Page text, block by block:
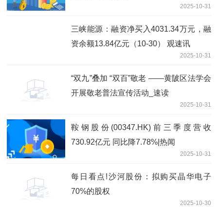
2025-10-31
三峡能源：融资净买入4031.34万元，融
资余额13.84亿元（10-30） 观速讯
2025-10-31
“双九”叠加 “双百”敬老​ ——黄陂区法学会
开展敬老普法宣传活动_速读
2025-10-31
鞍钢股份(00347.HK)前三季度营收
730.92亿元 同比降7.78%|热闻
2025-10-31
每日看点!沙河股份：拟购买晶华电子
70%的股权
2025-10-30